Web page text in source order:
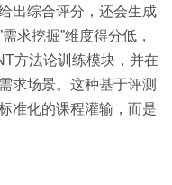
出综合评分，还会生成
求挖掘”维度得分低，
方法论训练模块，并在
求场景。这种基于评测
准化的课程灌输，而是